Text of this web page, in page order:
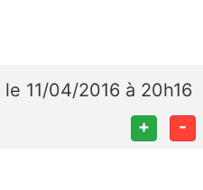
le 11/04/2016 à 20h16
+ -